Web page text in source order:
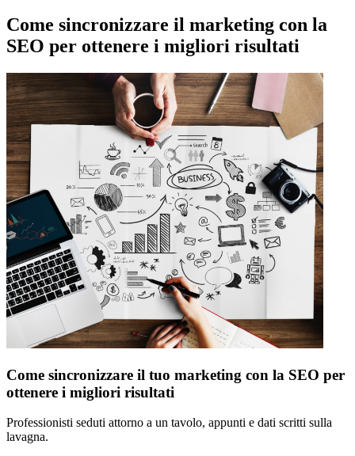
Come sincronizzare il marketing con la
SEO per ottenere i migliori risultati
Come sincronizzare il tuo marketing con la SEO per
ottenere i migliori risultati
Professionisti seduti attorno a un tavolo, appunti e dati scritti sulla
lavagna.